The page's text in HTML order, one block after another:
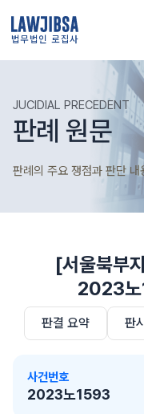
법무법인 로집사
JUCIDIAL PRECEDENT
판례 원문
판례의 주요 쟁점과 판단
[서울북부
2023노
판결 요약 판
사건번호
2023노1593